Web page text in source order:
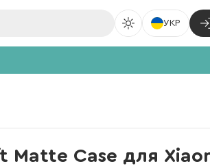
УКР
Matte Case для